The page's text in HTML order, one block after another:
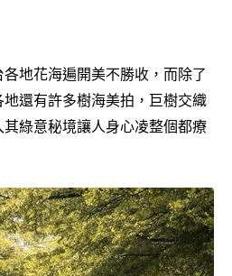
地花海遍開美不勝收，而除了
還有許多樹海美拍，巨樹交織
綠意秘境讓人身心凌整個都療